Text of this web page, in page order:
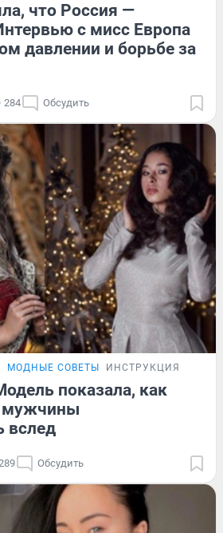
что Россия —
с мисс Европа
давлении и борьбе за
284 Обсудить
МОДНЫЕ СОВЕТЫ ИНСТРУКЦИЯ
показала, как
мужчины
вслед
Обсудить